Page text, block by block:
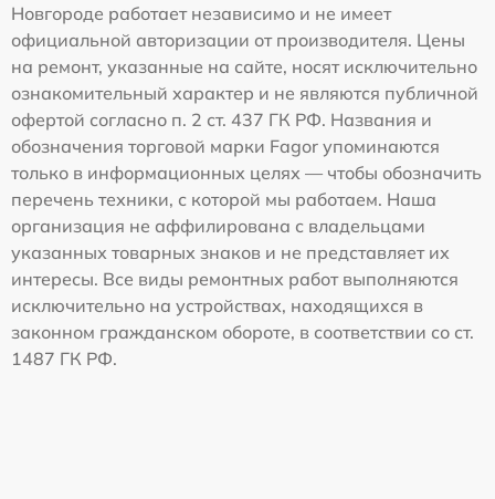
Новгороде работает независимо и не имеет
официальной авторизации от производителя. Цены
на ремонт, указанные на сайте, носят исключительно
ознакомительный характер и не являются публичной
офертой согласно п. 2 ст. 437 ГК РФ. Названия и
обозначения торговой марки Fagor упоминаются
только в информационных целях — чтобы обозначить
перечень техники, с которой мы работаем. Наша
организация не аффилирована с владельцами
указанных товарных знаков и не представляет их
интересы. Все виды ремонтных работ выполняются
исключительно на устройствах, находящихся в
законном гражданском обороте, в соответствии со ст.
1487 ГК РФ.